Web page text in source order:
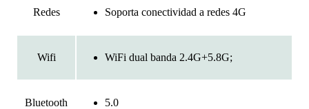
Redes Soporta conectividad a redes 4G
Wifi WiFi dual banda 2.4G+5.8G;
Bluetooth 5.0